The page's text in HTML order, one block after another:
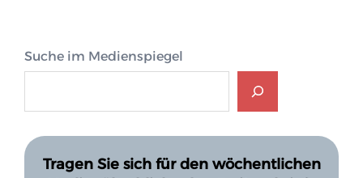
Suche im Medienspiegel
Tragen Sie sich für den wöchentlichen